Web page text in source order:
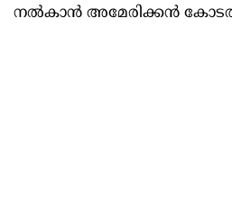
നൽകാൻ അമേരിക്കന്‍